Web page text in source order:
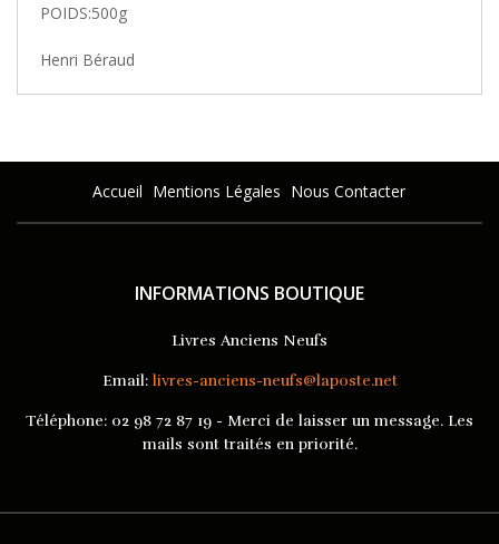
POIDS:500g
Henri Béraud
Accueil Mentions Légales Nous Contacter
INFORMATIONS BOUTIQUE
Livres Anciens Neufs
Email: livres-anciens-neufs@laposte.net
Téléphone: 02 98 72 87 19 - Merci de laisser un message. Les
mails sont traités en priorité.